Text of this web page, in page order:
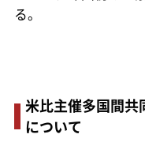
る。
米比主催多国間
について